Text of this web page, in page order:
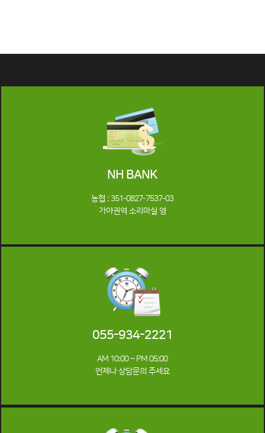
NH BANK
농협 : 351-0827-7537-03
가야권역 소리마실 영
055-934-2221
AM 10:00 ~ PM 05:00
언제나 상담문의 주세요